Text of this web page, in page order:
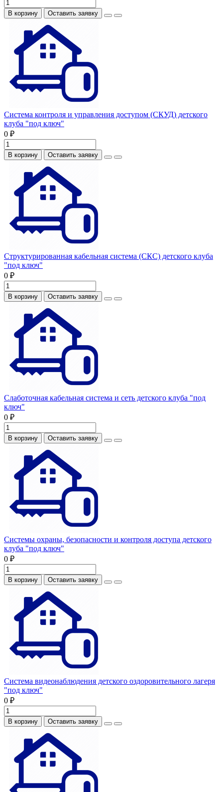
В корзину Оставить заявку
Система контроля и управления доступом (СКУД) детского
клуба "под ключ"
0 ₽
В корзину Оставить заявку
Структурированная кабельная система (СКС) детского клуба
"под ключ"
0 ₽
В корзину Оставить заявку
Слаботочная кабельная система и сеть детского клуба "под
ключ"
0 ₽
В корзину Оставить заявку
Системы охраны, безопасности и контроля доступа детского
клуба "под ключ"
0 ₽
В корзину Оставить заявку
Система видеонаблюдения детского оздоровительного лагеря
"под ключ"
0 ₽
В корзину Оставить заявку